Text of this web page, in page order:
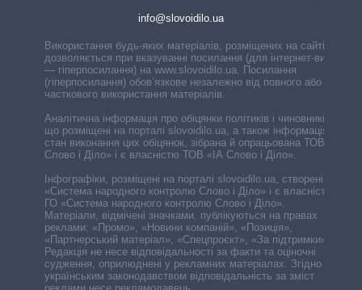
info@slovoidilo.ua
Використання будь-яких матеріалів, розміщених на сайті,
дозволяється при вказуванні посилання (для інтернет-видань
— гіперпосилання) на www.slovoidilo.ua. Посилання
(гіперпосилання) обов’язкове незалежно від повного або
часткового використання матеріалів.
Аналітична інформація про обіцянки політиків і чиновників,
що розміщені на порталі slovoidilo.ua, а також інформація про
стан виконання цих обіцянок, зібрана й опрацьована ТОВ «ІА
Слово і Діло» і є власністю ТОВ «ІА Слово і Діло».
Інфографіки, розміщені на порталі slovoidilo.ua, створені ГО
«Система народного контролю Слово і Діло» і є власністю
ГО «Система народного контролю Слово і Діло».
Матеріали, відмічені значками, публікуються на правах
реклами: «Промо», «Новини компаній», «Позиція»,
«Партнерський матеріал», «Спецпроєкт», «За підтримки».
Редакція не несе відповідальності за факти та оціночні
судження, оприлюднені у рекламних матеріалах. Згідно з
українським законодавством відповідальність за зміст